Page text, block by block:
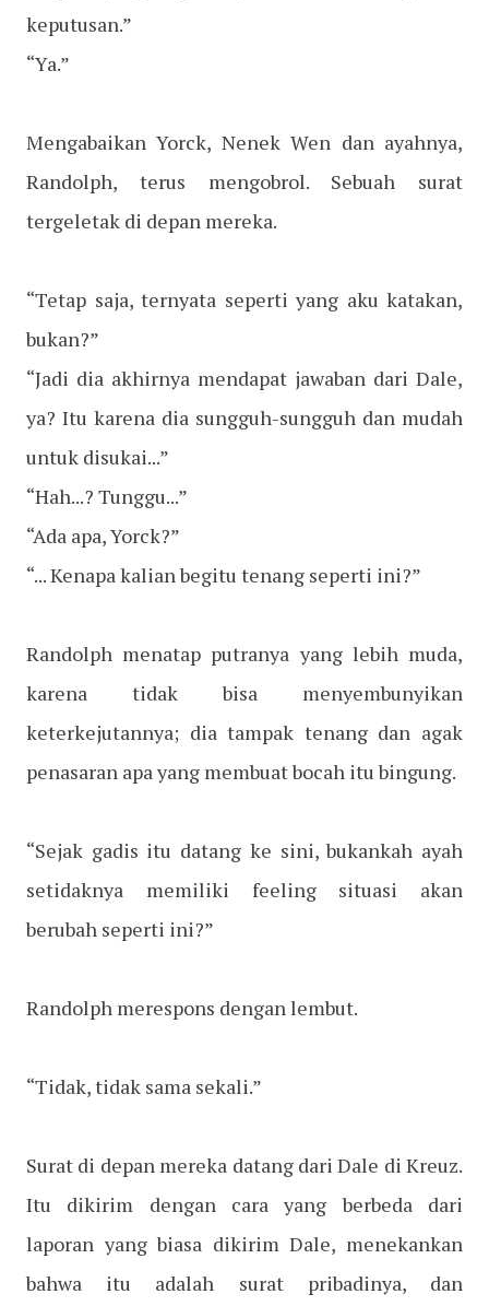
keputusan.”
“Ya.”
Mengabaikan Yorck, Nenek Wen dan ayahnya,
Randolph, terus mengobrol. Sebuah surat
tergeletak di depan mereka.
“Tetap saja, ternyata seperti yang aku katakan,
bukan?”
“Jadi dia akhirnya mendapat jawaban dari Dale,
ya? Itu karena dia sungguh-sungguh dan mudah
untuk disukai...”
“Hah...? Tunggu...”
“Ada apa, Yorck?”
“... Kenapa kalian begitu tenang seperti ini?”
Randolph menatap putranya yang lebih muda,
karena tidak bisa menyembunyikan
keterkejutannya; dia tampak tenang dan agak
penasaran apa yang membuat bocah itu bingung.
“Sejak gadis itu datang ke sini, bukankah ayah
setidaknya memiliki feeling situasi akan
berubah seperti ini?”
Randolph merespons dengan lembut.
“Tidak, tidak sama sekali.”
Surat di depan mereka datang dari Dale di Kreuz.
Itu dikirim dengan cara yang berbeda dari
laporan yang biasa dikirim Dale, menekankan
bahwa itu adalah surat pribadinya, dan